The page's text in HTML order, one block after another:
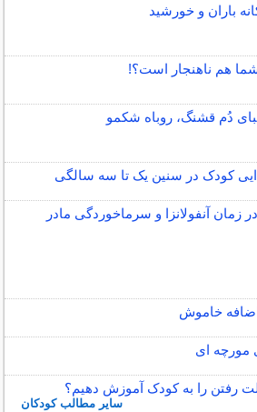
باران و خورشید
هم ناهنجار است؟!
دُم قشنگ، روباه شکمو
کودک در سنین یک تا سه سالگی
زمان آنفولانزا و سرماخوردگی مادر
اضافه خاموش
ای
رفتن را به کودک آموزش دهیم؟
سایر مطالب کودکان